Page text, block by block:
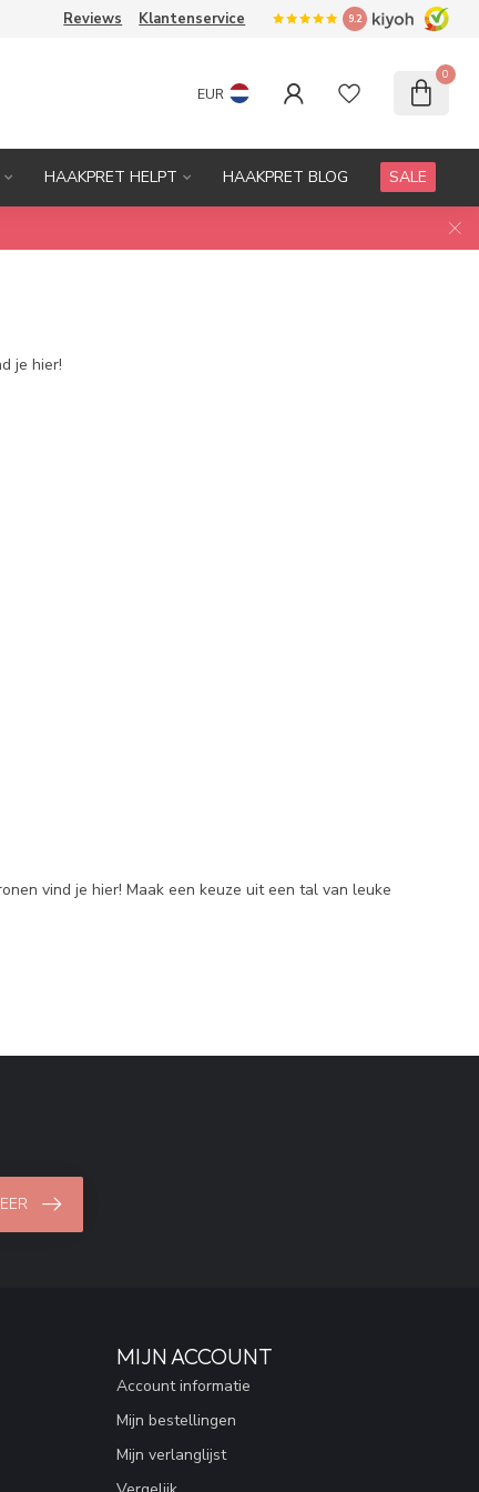
Reviews Klantenservice 9.2
EUR
0
HAAKPRET HELPT HAAKPRET BLOG SALE
je hier!
vind je hier! Maak een keuze uit een tal van leuke
MIJN ACCOUNT
Account informatie
Mijn bestellingen
Mijn verlanglijst